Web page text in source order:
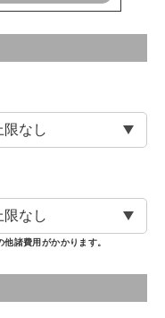
諸費用がかかります。